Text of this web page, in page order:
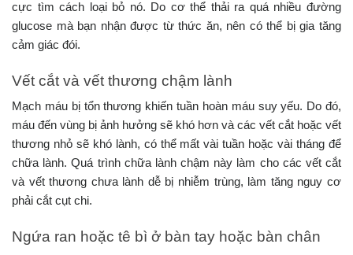
cực tìm cách loại bỏ nó. Do cơ thể thải ra quá nhiều đường
glucose mà bạn nhận được từ thức ăn, nên có thể bị gia tăng
cảm giác đói.
Vết cắt và vết thương chậm lành
Mạch máu bị tổn thương khiến tuần hoàn máu suy yếu. Do đó,
máu đến vùng bị ảnh hưởng sẽ khó hơn và các vết cắt hoặc vết
thương nhỏ sẽ khó lành, có thể mất vài tuần hoặc vài tháng để
chữa lành. Quá trình chữa lành chậm này làm cho các vết cắt
và vết thương chưa lành dễ bị nhiễm trùng, làm tăng nguy cơ
phải cắt cụt chi.
Ngứa ran hoặc tê bì ở bàn tay hoặc bàn chân